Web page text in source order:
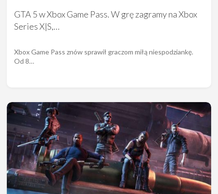
GTA 5 w Xbox Game Pass. W grę zagramy na Xbox
Series X|S,…
Xbox Game Pass znów sprawił graczom miłą niespodziankę.
Od 8…